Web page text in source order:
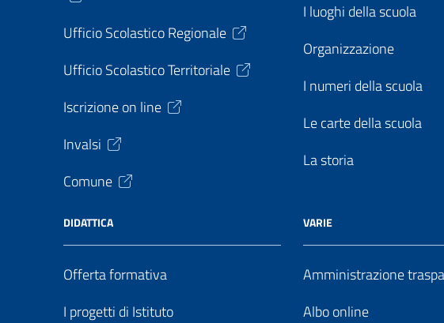
Ufficio Scolastico Regionale
Ufficio Scolastico Territoriale
Iscrizione on line
Invalsi
Comune
I luoghi della scuola
Organizzazione
I numeri della scuola
Le carte della scuola
La storia
DIDATTICA
Offerta formativa
I progetti di Istituto
VARIE
Amministrazione
Albo online